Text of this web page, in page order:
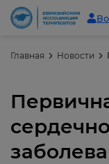
Главная Новости